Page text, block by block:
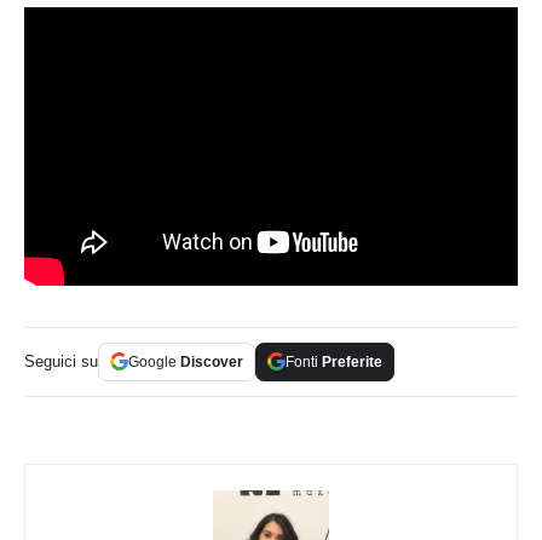
Seguici su Google Discover Fonti Preferite